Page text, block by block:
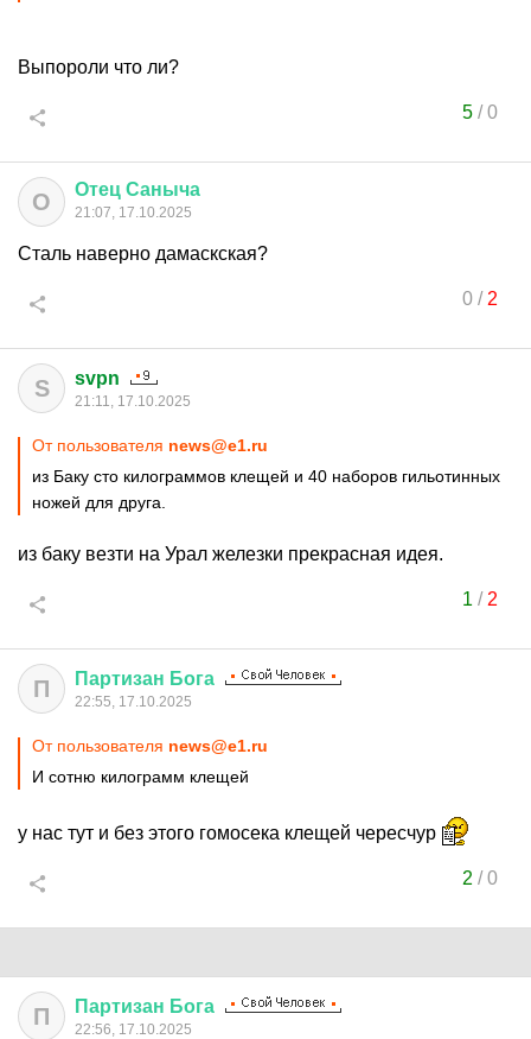
Выпороли что ли?
5/0
О Отец Саныча
21:07, 17.10.2025
Сталь наверно дамаскская?
0/ 2
S svpn
21:11, 17.10.2025
От пользователя news@e1.ru
из Баку сто килограммов клещей и 40 наборов гильотинных
ножей для друга.
из баку везти на Урал железки прекрасная идея.
1 / 2
П Партизан Бога
22:55, 17.10.2025
От пользователя news@e1.ru
И сотню килограмм клещей
у нас тут и без этого гомосека клещей чересчур
2 /0
П Партизан Бога
22:56, 17.10.2025